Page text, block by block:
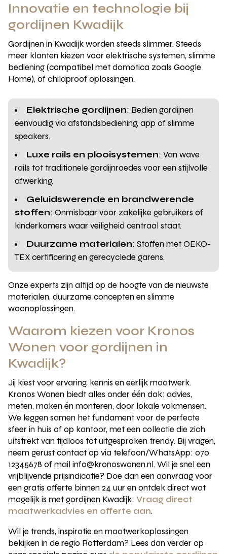
Innovatie en technologie bij
gordijnen Kwadijk
Gordijnen in Kwadijk worden steeds slimmer. Steeds
meer klanten kiezen voor elektrische systemen, slimme
bediening (compatibel met domotica zoals Google
Home), of childproof oplossingen.
Elektrische gordijnen: Bedien gordijnen
eenvoudig via afstandsbediening, app of slimme
speakers.
Luxe rails en plooisystemen: Van wave
rails tot traditionele gordijnroedes voor een stijlvolle
afwerking.
Geluidswerende en brandwerende
stoffen: Onmisbaar voor zakelijke gebruikers of
kinderkamers waar veiligheid centraal staat.
Duurzame materialen: Stoffen met OEKO-
TEX certificering en gerecyclede garens.
Onze experts zijn altijd op de hoogte van de nieuwste
materialen, duurzame concepten en slimme
woonoplossingen.
Waarom kiezen voor Kronos
Wonen voor gordijnen in
Kwadijk?
Jij kiest voor ervaring, kennis en eerlijk maatwerk.
Kronos Wonen biedt alles onder één dak: advies,
meten, maken én monteren, door lokale vakmensen.
We leggen samen het fundament voor de perfecte
sfeer in huis of op kantoor, met een collectie die zich
uitstrekt van tijdloos tot uitgesproken trendy. Bij vragen,
neem gerust contact op via telefoon/WhatsApp: 070
12345678 of mail info@kronoswonen.nl. Wil je snel een
vrijblijvende prijsindicatie? Doe dan een aanvraag voor
een gratis offerte binnen 24 uur en ontdek direct wat
mogelijk is met gordijnen Kwadijk:Vraag direct
maatwerkadvies en offerte aan.
Wil je trends, inspiratie en maatwerkoplossingen
bekijken in de regio Rotterdam? Lees dan verder op